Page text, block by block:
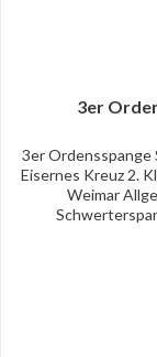
3er
3er Ordensspange
Eisernes Kreuz 2.
Weimar